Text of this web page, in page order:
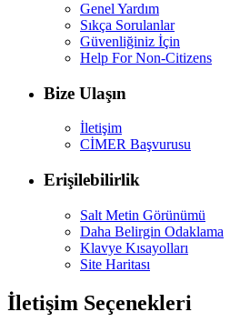
Genel Yardım
Sıkça Sorulanlar
Güvenliğiniz İçin
Help For Non-Citizens
Bize Ulaşın
İletişim
CİMER Başvurusu
Erişilebilirlik
Salt Metin Görünümü
Daha Belirgin Odaklama
Klavye Kısayolları
Site Haritası
İletişim Seçenekleri